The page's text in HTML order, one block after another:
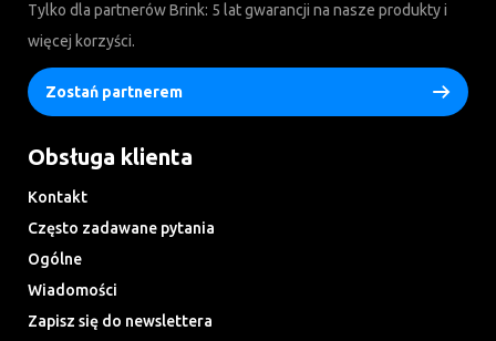
Tylko dla partnerów Brink: 5 lat gwarancji na nasze produkty i
więcej korzyści.
Zostań partnerem
Obsługa klienta
Kontakt
Często zadawane pytania
Ogólne
Wiadomości
Zapisz się do newslettera